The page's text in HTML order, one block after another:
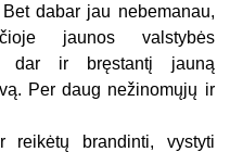
dabar jau nebemanau,
jaunos valstybės
dar ir bręstantį jauną
Per daug nežinomųjų ir
reikėtų brandinti, vystyti